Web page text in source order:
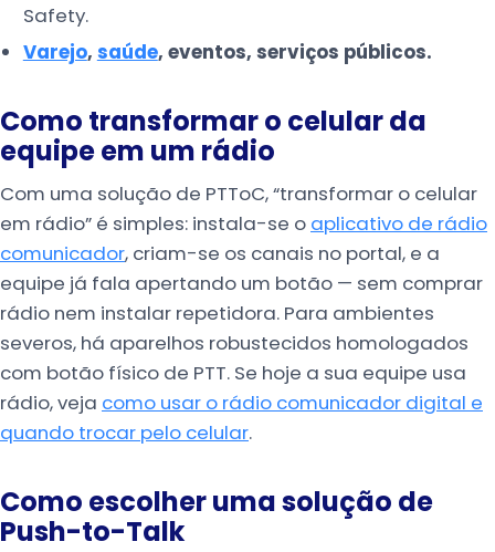
Safety.
Varejo, saúde, eventos, serviços públicos.
Como transformar o celular da
equipe em um rádio
Com uma solução de PTToC, “transformar o celular
em rádio” é simples: instala-se o aplicativo de rádio
comunicador, criam-se os canais no portal, e a
equipe já fala apertando um botão — sem comprar
rádio nem instalar repetidora. Para ambientes
severos, há aparelhos robustecidos homologados
com botão físico de PTT. Se hoje a sua equipe usa
rádio, veja como usar o rádio comunicador digital e
quando trocar pelo celular.
Como escolher uma solução de
Push-to-Talk